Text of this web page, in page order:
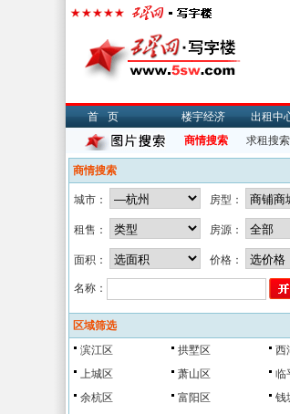
首页 楼宇经济 出租中
商情搜索
求租搜索
商情搜索
城市： 房型：
租售： 房源：
面积： 价格：
名称：
区域筛选
滨江区
拱墅区
西
上城区
萧山区
临
余杭区
富阳区
钱